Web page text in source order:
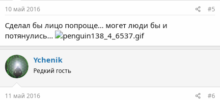
10 май 2016 #5
Сделал бы лицо попроще... могет люди бы и
потянулись...
Ychenik
Редкий гость
11 май 2016 #6